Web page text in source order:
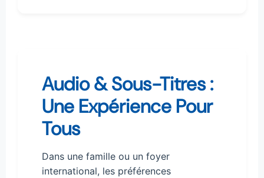
Audio & Sous-Titres :
Une Expérience Pour
Tous
Dans une famille ou un foyer
international, les préférences